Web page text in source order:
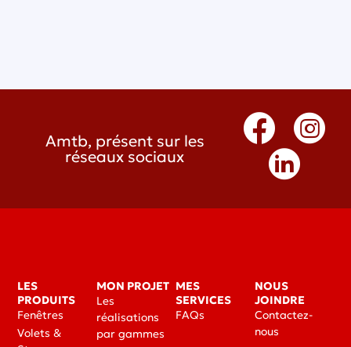
Amtb, présent sur les
réseaux sociaux
LES
PRODUITS
Fenêtres
Volets &
MON PROJET
Les
réalisations
par gammes
MES
SERVICES
FAQs
NOUS
JOINDRE
Contactez-
nous